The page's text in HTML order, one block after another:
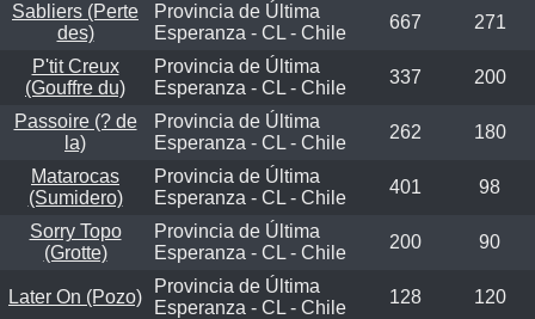
Sabliers (Perte
des)
Provincia de Última
Esperanza - CL - Chile
667 271
P'tit Creux
(Gouffre du)
Provincia de Última
Esperanza - CL - Chile
337 200
Passoire (? de
la)
Provincia de Última
Esperanza - CL - Chile
262 180
Matarocas
(Sumidero)
Provincia de Última
Esperanza - CL - Chile
401 98
Sorry Topo
(Grotte)
Provincia de Última
Esperanza - CL - Chile
200 90
Later On (Pozo)
Provincia de Última
Esperanza - CL - Chile
128 120